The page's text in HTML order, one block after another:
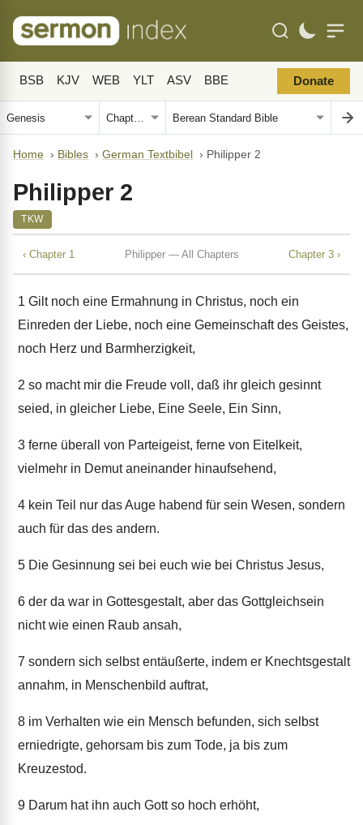
BSB KJV WEB YLT ASV BBE Donate
Home › Bibles › German Textbibel › Philipper 2
Philipper 2
TKW
‹ Chapter 1 Philipper — All Chapters Chapter 3 ›
1 Gilt noch eine Ermahnung in Christus, noch ein
Einreden der Liebe, noch eine Gemeinschaft des Geistes,
noch Herz und Barmherzigkeit,
2 so macht mir die Freude voll, daß ihr gleich gesinnt
seied, in gleicher Liebe, Eine Seele, Ein Sinn,
3 ferne überall von Parteigeist, ferne von Eitelkeit,
vielmehr in Demut aneinander hinaufsehend,
4 kein Teil nur das Auge habend für sein Wesen, sondern
auch für das des andern.
5 Die Gesinnung sei bei euch wie bei Christus Jesus,
6 der da war in Gottesgestalt, aber das Gottgleichsein
nicht wie einen Raub ansah,
7 sondern sich selbst entäußerte, indem er Knechtsgestalt
annahm, in Menschenbild auftrat,
8 im Verhalten wie ein Mensch befunden, sich selbst
erniedrigte, gehorsam bis zum Tode, ja bis zum
Kreuzestod.
9 Darum hat ihn auch Gott so hoch erhöht,